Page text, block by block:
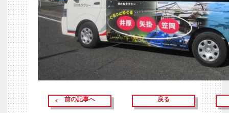
前の記事へ 戻る